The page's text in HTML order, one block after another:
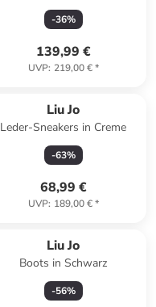
-36%
139,99 €
UVP: 219,00 €*
Liu Jo
Leder-Sneakers in Creme
-63%
68,99 €
UVP: 189,00 €*
Liu Jo
Boots in Schwarz
-56%